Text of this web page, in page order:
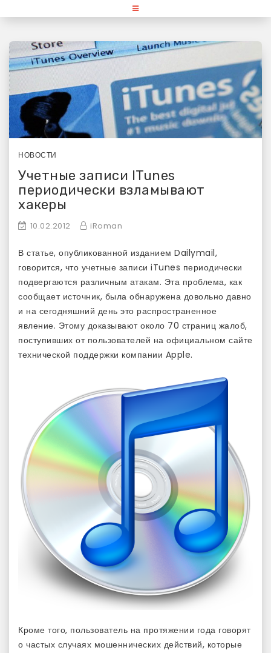
«Используй Mac» — блог для
любителей и поклонников
продукции Apple
НОВОСТИ
Учетные записи ITunes
периодически взламывают
хакеры
10.02.2012 iRoman
В статье, опубликованной изданием Dailymail,
говорится, что учетные записи iTunes периодически
подвергаются различным атакам. Эта проблема, как
сообщает источник, была обнаружена довольно давно
и на сегодняшний день это распространенное
явление. Этому доказывают около 70 страниц жалоб,
поступивших от пользователей на официальном сайте
технической поддержки компании Apple.
Кроме того, пользователь на протяжении года говорят
о частых случаях мошеннических действий, которые